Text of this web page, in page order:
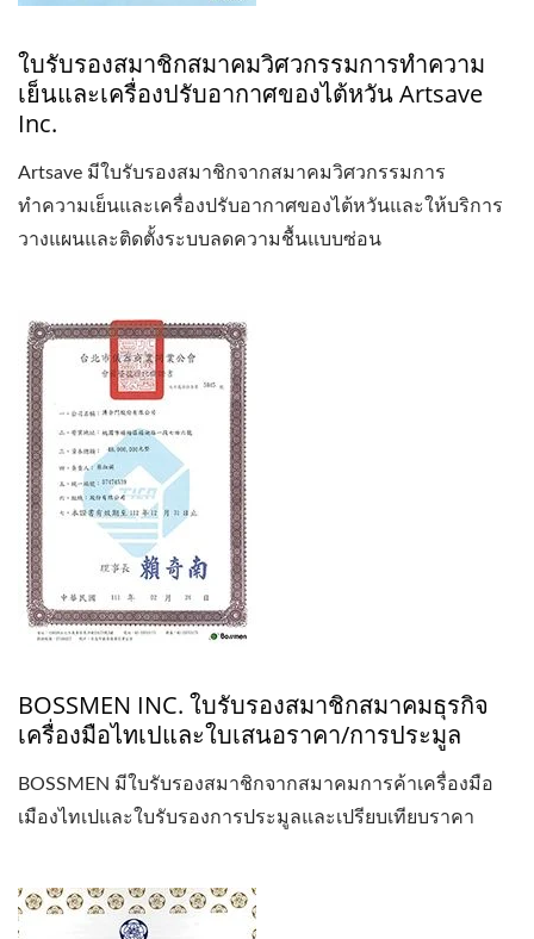
ใบรับรองสมาชิกสมาคมวิศวกรรมการทำความ
เย็นและเครื่องปรับอากาศของไต้หวัน Artsave
Inc.
Artsave มีใบรับรองสมาชิกจากสมาคมวิศวกรรมการ
ทำความเย็นและเครื่องปรับอากาศของไต้หวันและให้บริการ
วางแผนและติดตั้งระบบลดความชื้นแบบซ่อน
BOSSMEN INC. ใบรับรองสมาชิกสมาคมธุรกิจ
เครื่องมือไทเปและใบเสนอราคา/การประมูล
BOSSMEN มีใบรับรองสมาชิกจากสมาคมการค้าเครื่องมือ
เมืองไทเปและใบรับรองการประมูลและเปรียบเทียบราคา